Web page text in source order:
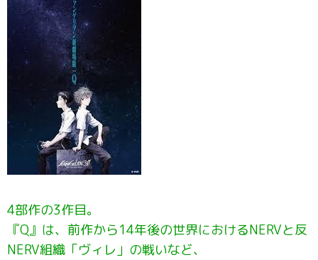
4部作の3作目。
『Q』は、前作から14年後の世界におけるNERVと反
NERV組織「ヴィレ」の戦いなど、